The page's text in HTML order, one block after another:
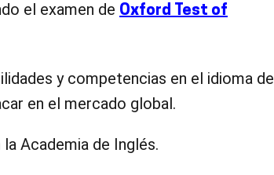
el examen de Oxford Test of
y competencias en el idioma de
en el mercado global.
Academia de Inglés.